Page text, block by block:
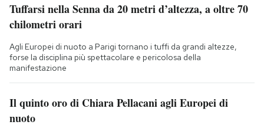
Tuffarsi nella Senna da 20 metri d’altezza, a oltre 70
chilometri orari
Agli Europei di nuoto a Parigi tornano i tuffi da grandi altezze,
forse la disciplina più spettacolare e pericolosa della
manifestazione
Il quinto oro di Chiara Pellacani agli Europei di
nuoto